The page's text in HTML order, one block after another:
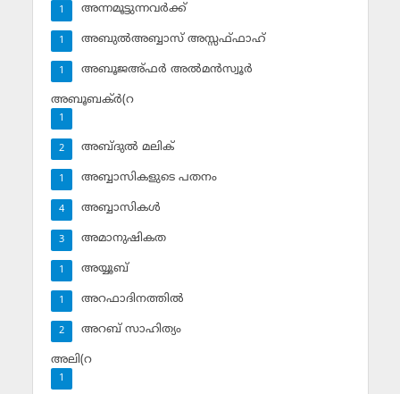
അന്നമൂട്ടുന്നവര്‍ക്ക്
1
അബുല്‍അബ്ബാസ് അസ്സഫ്ഫാഹ്‌
1
അബൂജഅ്ഫര്‍ അല്‍മന്‍സ്വൂര്‍
1
അബൂബക്ര്‍(റ
1
അബ്ദുല്‍ മലിക്‌
2
അബ്ബാസികളുടെ പതനം
1
അബ്ബാസികള്‍
4
അമാനുഷികത
3
അയ്യൂബ്‌
1
അറഫാദിനത്തില്‍
1
അറബ് സാഹിത്യം
2
അലി(റ
1